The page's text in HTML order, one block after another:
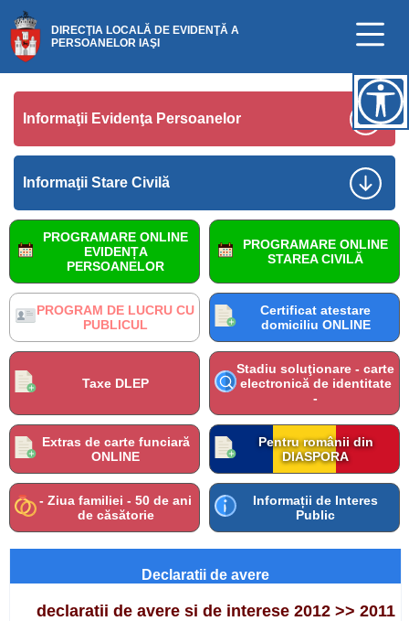
DIRECŢIA LOCALĂ DE EVIDENŢĂ A
PERSOANELOR IAŞI
Informaţii Evidenţa Persoanelor
Informaţii Stare Civilă
PROGRAM DE LUCRU CU
PUBLICUL
PROGRAMARE ONLINE
EVIDENȚA
PERSOANELOR
PROGRAMARE ONLINE
STAREA CIVILĂ
Certificat atestare
domiciliu ONLINE
Taxe DLEP
Stadiu soluţionare - carte
electronică de identitate
-
Extras de carte funciară
ONLINE
Pentru românii din
DIASPORA
- Ziua familiei - 50 de ani
de căsătorie
Informații de Interes
Public
Declaratii de avere
declaratii de avere si de interese 2012 >> 2011